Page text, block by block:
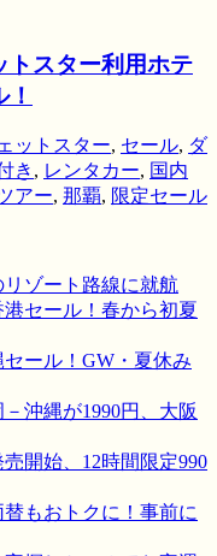
トスター利用ホテ
ットスター, セール, ダ
き , レンタカー, 国内
アー, 那覇, 限定セール
リゾート路線に就航
港セール！春から初夏
セール！GW・夏休み
沖縄が1990円、大阪
開始、12時間限定990
もおトクに！事前に